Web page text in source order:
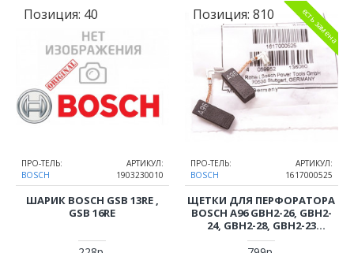
Позиция: 40
ПРО-ТЕЛЬ:
BOSCH
АРТИКУЛ:
1903230010
ШАРИК BOSCH GSB 13RE ,
GSB 16RE
Позиция: 810 есть замена
ПРО-ТЕЛЬ:
BOSCH
АРТИКУЛ:
1617000525
ЩЕТКИ ДЛЯ ПЕРФОРАТОРА
BOSCH A96 GBH2-26, GBH2-
24, GBH2-28, GBH2-23
(ОРИГИНАЛ)